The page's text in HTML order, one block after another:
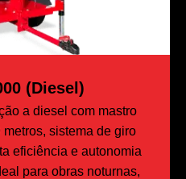
(diesel)
a diesel com mastro
sistema de giro
eficiência e autonomia
para obras noturnas,